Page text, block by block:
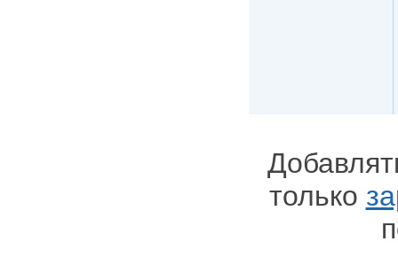
только